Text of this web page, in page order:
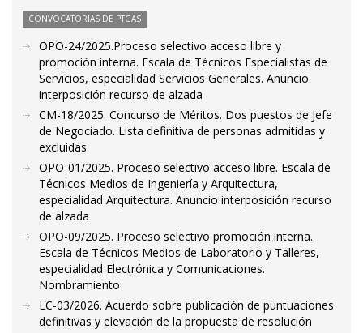
CONVOCATORIAS DE PTGAS
OPO-24/2025.Proceso selectivo acceso libre y
promoción interna. Escala de Técnicos Especialistas de
Servicios, especialidad Servicios Generales. Anuncio
interposición recurso de alzada
CM-18/2025. Concurso de Méritos. Dos puestos de Jefe
de Negociado. Lista definitiva de personas admitidas y
excluidas
OPO-01/2025. Proceso selectivo acceso libre. Escala de
Técnicos Medios de Ingeniería y Arquitectura,
especialidad Arquitectura. Anuncio interposición recurso
de alzada
OPO-09/2025. Proceso selectivo promoción interna.
Escala de Técnicos Medios de Laboratorio y Talleres,
especialidad Electrónica y Comunicaciones.
Nombramiento
LC-03/2026. Acuerdo sobre publicación de puntuaciones
definitivas y elevación de la propuesta de resolución